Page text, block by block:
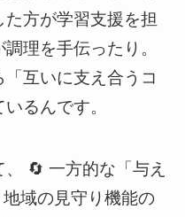
方が学習支援を担
理を手伝ったり。
互いに支え合うコ
るんです。
🔄 一方的な「与え
域の見守り機能の